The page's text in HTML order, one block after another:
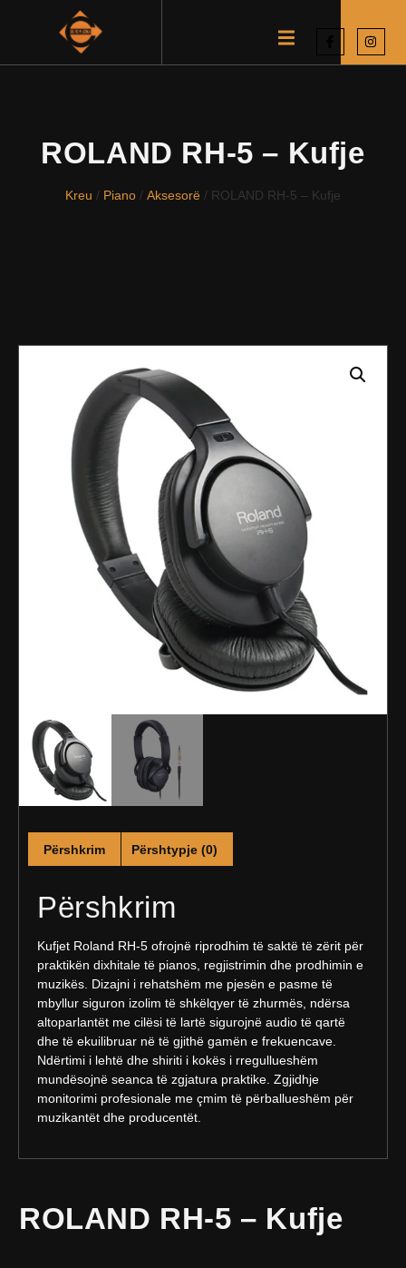
ROLAND RH-5 – Kufje
Kreu / Piano / Aksesorë / ROLAND RH-5 – Kufje
Përshkrim Përshtypje (0)
Përshkrim
Kufjet Roland RH-5 ofrojnë riprodhim të saktë të zërit për
praktikën dixhitale të pianos, regjistrimin dhe prodhimin e
muzikës. Dizajni i rehatshëm me pjesën e pasme të
mbyllur siguron izolim të shkëlqyer të zhurmës, ndërsa
altoparlantët me cilësi të lartë sigurojnë audio të qartë
dhe të ekuilibruar në të gjithë gamën e frekuencave.
Ndërtimi i lehtë dhe shiriti i kokës i rregullueshëm
mundësojnë seanca të zgjatura praktike. Zgjidhje
monitorimi profesionale me çmim të përballueshëm për
muzikantët dhe producentët.
ROLAND RH-5 – Kufje